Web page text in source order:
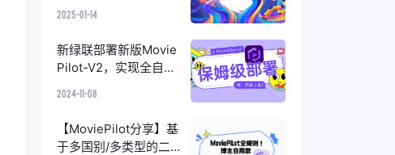
2025-01-14
新绿联部署新版Movie
Pilot-V2，实现全自动
索下载的观影一条龙
2024-11-08
【MoviePilot分享】基
于多国别/多类型的二